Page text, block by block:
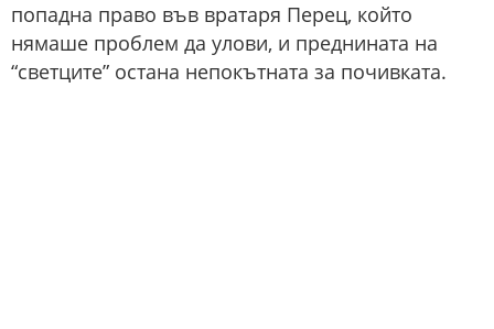
попадна право във вратаря Перец, който
нямаше проблем да улови, и преднината на
“светците” остана непокътната за почивката.